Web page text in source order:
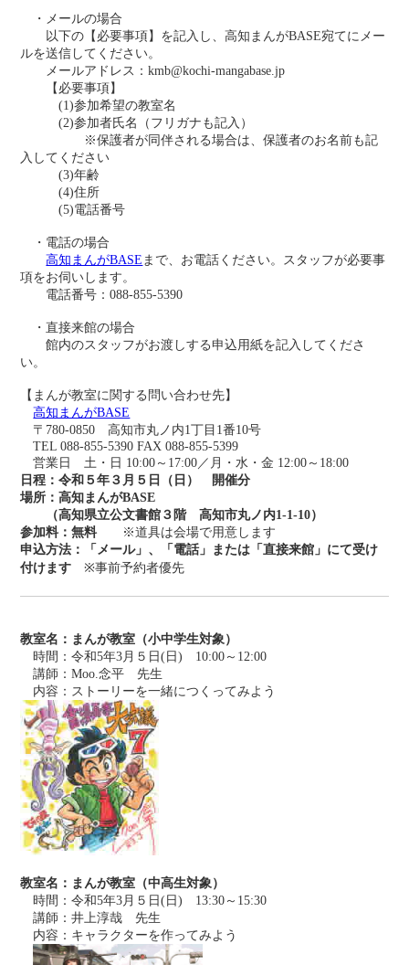
・メールの場合
以下の【必要事項】を記入し、高知まんがBASE宛てにメー
ルを送信してください。
メールアドレス：kmb@kochi-mangabase.jp
【必要事項】
(1)参加希望の教室名
(2)参加者氏名（フリガナも記入）
※保護者が同伴される場合は、保護者のお名前も記
入してください
(3)年齢
(4)住所
(5)電話番号
・電話の場合
高知まんがBASE まで、お電話ください。スタッフが必要事
項をお伺いします。
電話番号：088-855-5390
・直接来館の場合
館内のスタッフがお渡しする申込用紙を記入してくださ
い。
【まんが教室に関する問い合わせ先】
高知まんがBASE
〒780-0850 高知市丸ノ内1丁目1番10号
TEL 088-855-5390 FAX 088-855-5399
営業日 土・日 10:00～17:00／月・水・金 12:00～18:00
日程：令和５年３月５日（日） 開催分
場所：高知まんがBASE
（高知県立公文書館３階 高知市丸ノ内1-1-10）
参加料：無料 ※道具は会場で用意します
申込方法：
「メール」、「電話」または「直接来館」にて受け
付けます ※事前予約者優先
教室名：まんが教室（小中学生対象）
時間：令和5年3月５日(日) 10:00～12:00
講師：Moo.念平 先生
内容：ストーリーを一緒につくってみよう
教室名：まんが教室（中高生対象）
時間：令和5年3月５日(日) 13:30～15:30
講師：井上淳哉 先生
内容：キャラクターを作ってみよう